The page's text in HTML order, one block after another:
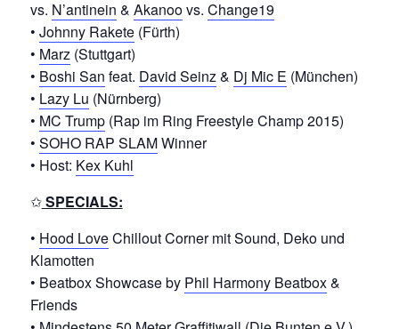
vs. N’antinein & Akanoovs. Change19
• Johnny Rakete(Fürth)
• Marz(Stuttgart)
• Boshi San feat. David Seinz& Dj Mic E (München)
• Lazy Lu (Nürnberg)
• MC Trump(Rap im Ring Freestyle Champ 2015)
• SOHO RAP SLAMWinner
• Host: Kex Kuhl
✩SPECIALS:
• Hood LoveChillout Corner mit Sound, Deko und
Klamotten
• Beatbox Showcase by Phil Harmony Beatbox&
Friends